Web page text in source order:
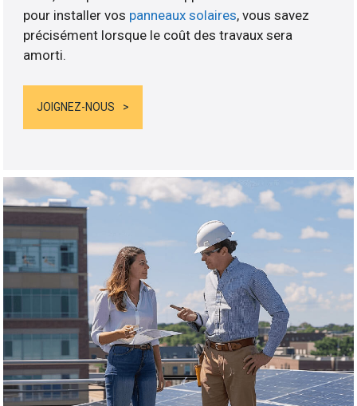
pour installer vos panneaux solaires, vous savez
précisément lorsque le coût des travaux sera
amorti.
JOIGNEZ-NOUS